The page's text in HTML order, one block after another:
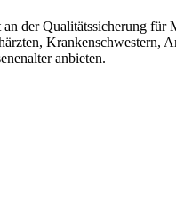
der Qualitätssicherung für
Krankenschwestern,
anbieten.